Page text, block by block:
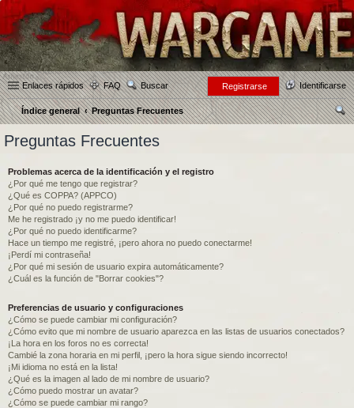
Enlaces rápidos FAQ Buscar Identificarse
Registrarse
Índice general
Preguntas Frecuentes
Preguntas Frecuentes
Problemas acerca de la identificación y el registro
¿Por qué me tengo que registrar?
¿Qué es COPPA? (APPCO)
¿Por qué no puedo registrarme?
Me he registrado ¡y no me puedo identificar!
¿Por qué no puedo identificarme?
Hace un tiempo me registré, ¡pero ahora no puedo conectarme!
¡Perdí mi contraseña!
¿Por qué mi sesión de usuario expira automáticamente?
¿Cuál es la función de "Borrar cookies"?
Preferencias de usuario y configuraciones
¿Cómo se puede cambiar mi configuración?
¿Cómo evito que mi nombre de usuario aparezca en las listas de usuarios conectados?
¡La hora en los foros no es correcta!
Cambié la zona horaria en mi perfil, ¡pero la hora sigue siendo incorrecto!
¡Mi idioma no está en la lista!
¿Qué es la imagen al lado de mi nombre de usuario?
¿Cómo puedo mostrar un avatar?
¿Cómo se puede cambiar mi rango?